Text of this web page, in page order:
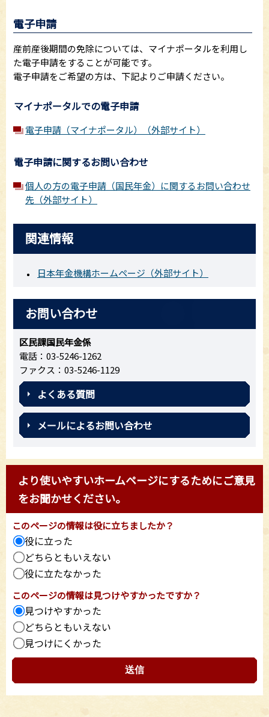
電子申請
産前産後期間の免除については、マイナポータルを利用し
た電子申請をすることが可能です。
電子申請をご希望の方は、下記よりご申請ください。
マイナポータルでの電子申請
電子申請（マイナポータル）（外部サイト）
電子申請に関するお問い合わせ
個人の方の電子申請（国民年金）に関するお問い合わせ
先（外部サイト）
関連情報
日本年金機構ホームページ（外部サイト）
お問い合わせ
区民課国民年金係
電話：03-5246-1262
ファクス：03-5246-1129
よくある質問
メールによるお問い合わせ
より使いやすいホームページにするためにご意見
をお聞かせください。
このページの情報は役に立ちましたか？
役に立った
どちらともいえない
役に立たなかった
このページの情報は見つけやすかったですか？
見つけやすかった
どちらともいえない
見つけにくかった